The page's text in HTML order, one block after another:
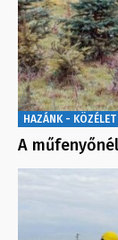
HAZÁNK - KÖZÉLET
A